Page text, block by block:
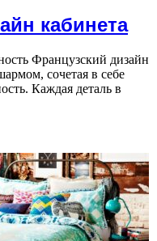
кабинета
Французский дизайн
сочетая в себе
Каждая деталь в